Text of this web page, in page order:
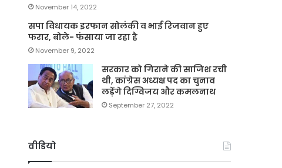
November 14, 2022
सपा विधायक इरफान सोलंकी व भाई रिजवान हुए
फरार, बोले- फंसाया जा रहा है
November 9, 2022
सरकार को गिराने की साजिश रची
थी, कांग्रेस अध्यक्ष पद का चुनाव
लड़ेंगे दिग्विजय और कमलनाथ
September 27, 2022
वीडियो